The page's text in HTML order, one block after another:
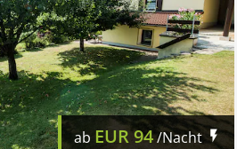
ab EUR94/Nacht